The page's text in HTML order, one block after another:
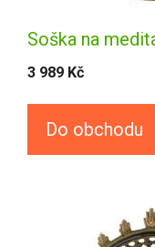
Soška na
3 989 Kč
Do obchodu